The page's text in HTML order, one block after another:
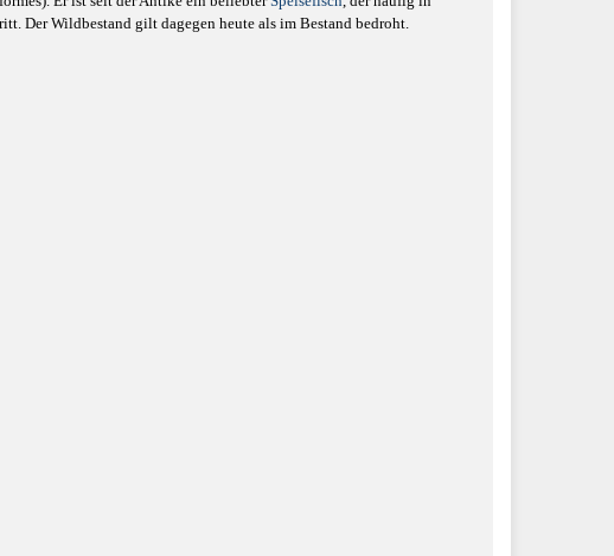
Der Wildbestand gilt dagegen heute als im Bestand bedroht.